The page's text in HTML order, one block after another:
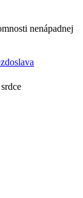
nenápadnej